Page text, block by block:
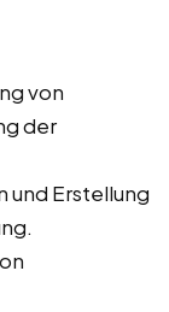
von
der
und Erstellung